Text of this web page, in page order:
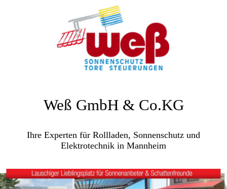
Weß GmbH & Co.KG
Ihre Experten für Rollladen, Sonnenschutz und
Elektrotechnik in Mannheim